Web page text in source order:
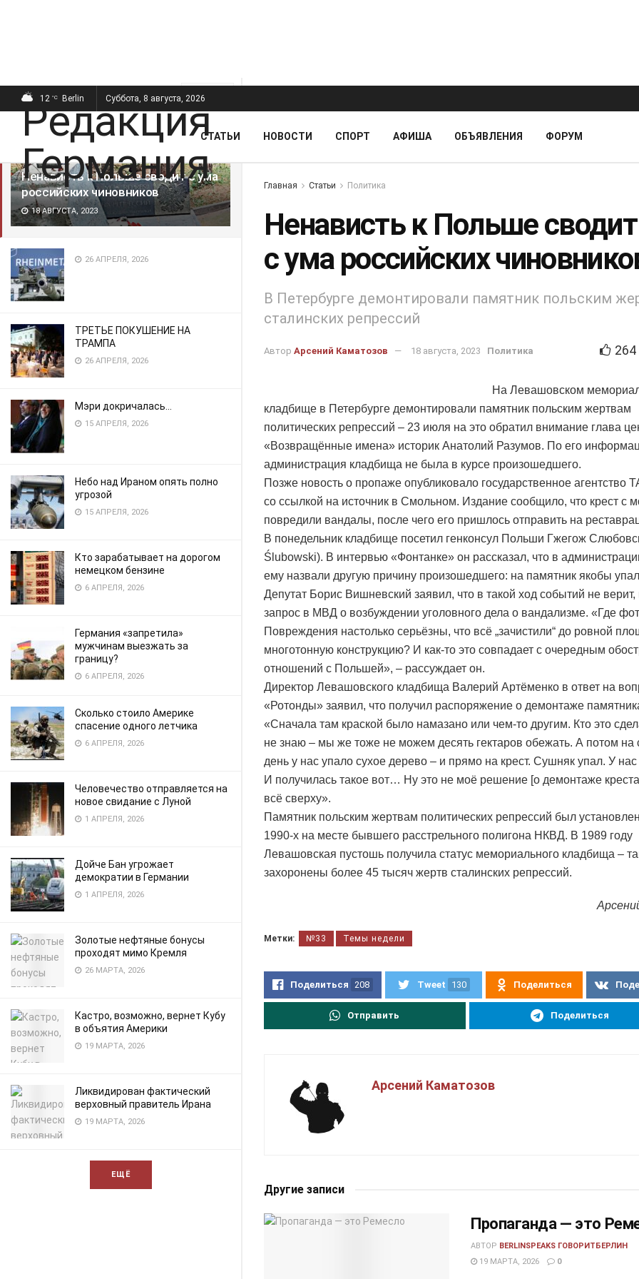
ПОСЛЕДНИЕ
Ненависть к Польше сводит с ума
российских чиновников
18 АВГУСТА, 2023
26 АПРЕЛЯ, 2026
ТРЕТЬЕ ПОКУШЕНИЕ НА
ТРАМПА
26 АПРЕЛЯ, 2026
Мэри докричалась…
15 АПРЕЛЯ, 2026
Небо над Ираном опять полно
угрозой
15 АПРЕЛЯ, 2026
Кто зарабатывает на дорогом
немецком бензине
6 АПРЕЛЯ, 2026
Германия «запретила»
мужчинам выезжать за
границу?
6 АПРЕЛЯ, 2026
Сколько стоило Америке
спасение одного летчика
6 АПРЕЛЯ, 2026
Человечество отправляется на
новое свидание с Луной
1 АПРЕЛЯ, 2026
Дойче Бан угрожает
демократии в Германии
1 АПРЕЛЯ, 2026
Золотые нефтяные бонусы
проходят мимо Кремля
26 МАРТА, 2026
Кастро, возможно, вернет Кубу
в объятия Америки
19 МАРТА, 2026
Ликвидирован фактический
верховный правитель Ирана
19 МАРТА, 2026
ЕЩЁ
12 °C Berlin Суббота, 8 августа, 2026
СТАТЬИ НОВОСТИ СПОРТ АФИША ОБЪЯВЛЕНИЯ ФОРУМ
Главная Статьи Политика
Ненависть к Польше сводит
с ума российских
В Петербурге демонтировали памятник польским
сталинских репрессий
Автор Арсений Каматозов 18 августа, 2023 Политика 264
На Левашовском
кладбище в Петербурге демонтировали памятник польским жертвам
политических репрессий – 23 июля на это обратил внимание глава
«Возвращённые имена» историк Анатолий Разумов. По его
администрация кладбища не была в курсе произошедшего.
Позже новость о пропаже опубликовало государственное агентство
со ссылкой на источник в Смольном. Издание сообщило, что крест с
повредили вандалы, после чего его пришлось отправить на
В понедельник кладбище посетил генконсул Польши Гжегож
Ślubowski). В интервью «Фонтанке» он рассказал, что в
ему назвали другую причину произошедшего: на памятник якобы
Депутат Борис Вишневский заявил, что в такой ход событий не
запрос в МВД о возбуждении уголовного дела о вандализме. «Где
Повреждения настолько серьёзны, что всё „зачистили“ до ровной
многотонную конструкцию? И как-то это совпадает с очередным
отношений с Польшей», – рассуждает он.
Директор Левашовского кладбища Валерий Артёменко в ответ на
«Ротонды» заявил, что получил распоряжение о демонтаже
«Сначала там краской было намазано или чем-то другим. Кто это
не знаю – мы же тоже не можем десять гектаров обежать. А потом
день у нас упало сухое дерево – и прямо на крест. Сушняк упал. У нас
И получилась такое вот… Ну это не моё решение [о демонтаже
всё сверху».
Памятник польским жертвам политических репрессий был
1990-х на месте бывшего расстрельного полигона НКВД. В 1989 году
Левашовская пустошь получила статус мемориального кладбища –
захоронены более 45 тысяч жертв сталинских репрессий.
Метки: №33 Темы недели
Поделиться 208 Tweet 130 Поделиться
Отправить Поделиться
Арсений Каматозов
Другие записи
Пропаганда — это
АВТОР BERLINSPEAKS ГОВОРИТБЕРЛИН
19 МАРТА, 2026
0